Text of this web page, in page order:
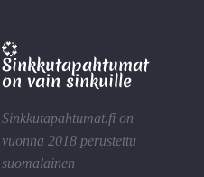
💞
Sinkkutapahtumat
on vain sinkuille
Sinkkutapahtumat.fi on
vuonna 2018 perustettu
suomalainen